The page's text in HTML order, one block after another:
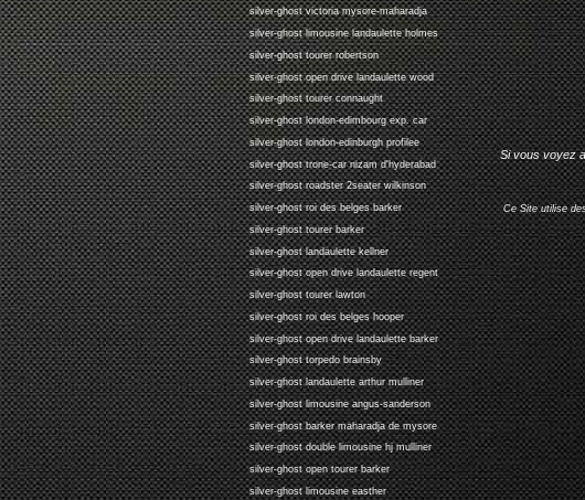
silver-ghost victoria mysore-maharadja
silver-ghost limousine landaulette holmes
silver-ghost tourer robertson
silver-ghost open drive landaulette wood
silver-ghost tourer connaught
silver-ghost london-edimbourg exp. car
silver-ghost london-edinburgh profilee
silver-ghost trone-car nizam d'hyderabad
silver-ghost roadster 2seater wilkinson
silver-ghost roi des belges barker
silver-ghost tourer barker
silver-ghost landaulette kellner
silver-ghost open drive landaulette regent
silver-ghost tourer lawton
silver-ghost roi des belges hooper
silver-ghost open drive landaulette barker
silver-ghost torpedo brainsby
silver-ghost landaulette arthur mulliner
silver-ghost limousine angus-sanderson
silver-ghost barker maharadja de mysore
silver-ghost double limousine hj mulliner
silver-ghost open tourer barker
silver-ghost limousine easther
Si vous voyez
Ce Site utilise